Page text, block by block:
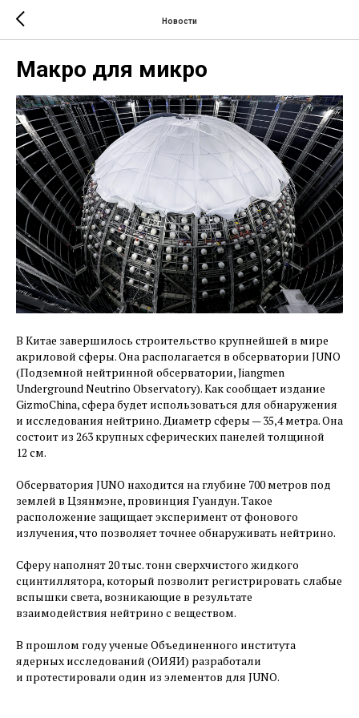
Новости
Макро для микро
В Китае завершилось строительство крупнейшей в мире
акриловой сферы. Она располагается в обсерватории JUNO
(Подземной нейтринной обсерватории, Jiangmen
Underground Neutrino Observatory). Как сообщает издание
GizmoChina, сфера будет использоваться для обнаружения
и исследования нейтрино. Диаметр сферы — ​35,4 метра. Она
состоит из 263 крупных сферических панелей толщиной
12 см.
Обсерватория JUNO находится на глубине 700 метров под
землей в Цзянмэне, провинция Гуандун. Такое
расположение защищает эксперимент от фонового
излучения, что позволяет точнее обнаруживать нейтрино.
Сферу наполнят 20 тыс. тонн сверхчистого жидкого
сцинтиллятора, который позволит регистрировать слабые
вспышки света, возникающие в результате
взаимодействия нейтрино с веществом.
В прошлом году ученые Объединенного института
ядерных исследований (ОИЯИ) разработали
и протестировали один из элементов для JUNO.